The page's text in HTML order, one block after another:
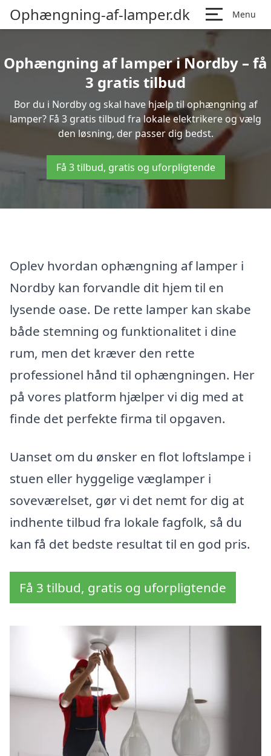
Ophængning-af-lamper.dk Menu
Ophængning af lamper i Nordby – få
3 gratis tilbud
Bor du i Nordby og skal have hjælp til ophængning af
lamper? Få 3 gratis tilbud fra lokale elektrikere og vælg
den løsning, der passer dig bedst.
Få 3 tilbud, gratis og uforpligtende
Oplev hvordan ophængning af lamper i
Nordby kan forvandle dit hjem til en
lysende oase. De rette lamper kan skabe
både stemning og funktionalitet i dine
rum, men det kræver den rette
professionel hånd til ophængningen. Her
på vores platform hjælper vi dig med at
finde det perfekte firma til opgaven.
Uanset om du ønsker en flot loftslampe i
stuen eller hyggelige væglamper i
soveværelset, gør vi det nemt for dig at
indhente tilbud fra lokale fagfolk, så du
kan få det bedste resultat til en god pris.
Få 3 tilbud, gratis og uforpligtende